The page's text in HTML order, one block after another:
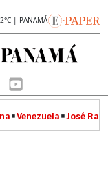
| PANAMÁ
Venezuela José